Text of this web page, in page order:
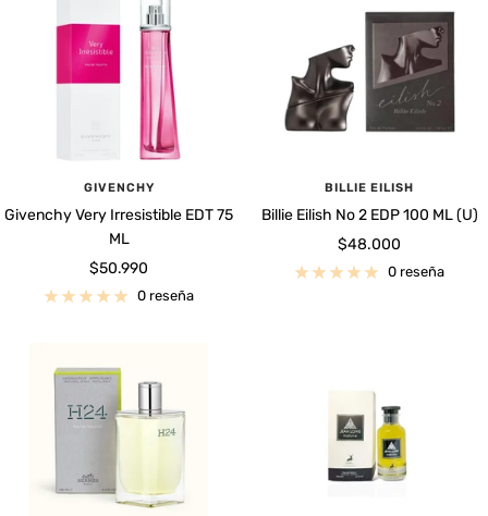
GIVENCHY
Givenchy Very Irresistible EDT 75
ML
Precio
de
$50.990
0 reseña
BILLIE EILISH
Billie Eilish No 2 EDP 100 ML (U)
Precio
de
$48.000
0 reseña